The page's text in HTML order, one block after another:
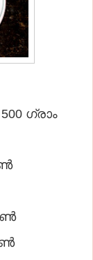
ഗ്രാം